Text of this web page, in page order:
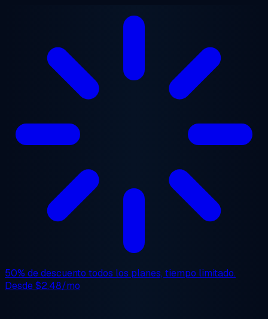
50% de descuento todos los planes, tiempo limitado.
Desde$2.48/mo